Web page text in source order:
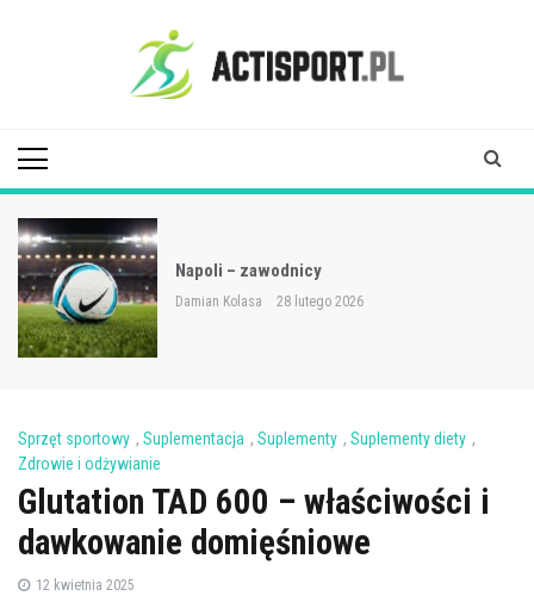
Napoli – zawodnicy
Damian Kolasa 28 lutego 2026
Sprzęt sportowy , Suplementacja , Suplementy , Suplementy diety ,
Zdrowie i odżywianie
Glutation TAD 600 – właściwości i
dawkowanie domięśniowe
12 kwietnia 2025